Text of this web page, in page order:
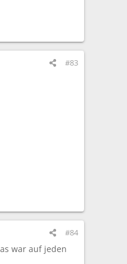
#83
#84
war auf jeden